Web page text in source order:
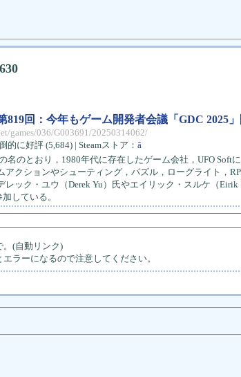
819回：今年もゲーム開発者会議「GDC
games/036/G003691/20250314062/
的に好評 (5,684) | Steamストア： â
の名のとおり，1980年代に存在したゲーム会社，UFO
アクションやシューティング，パズル，ローグライト，
レック・ユウ（Derek Yu）氏やエイリック・スルケ（
している。
。(自動リンク)
ラーになるので注意してください。